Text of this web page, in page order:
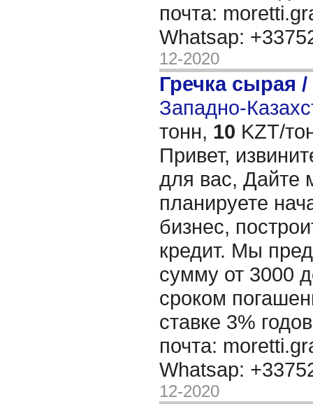
почта:
Whatsap:
12-2020
Гречка сырая /
Западно-
тонн, 10 KZT/
Привет,
для вас, Дайте
планируете
бизнес,
кредит. Мы
сумму от 3000
сроком
ставке 3%
почта:
Whatsap:
12-2020